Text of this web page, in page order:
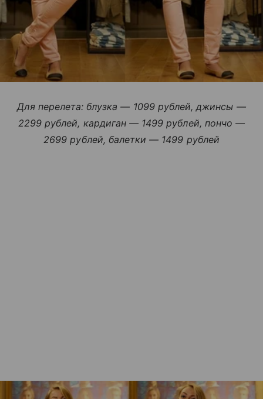
Для перелета: блузка — 1099 рублей, джинсы —
2299 рублей, кардиган — 1499 рублей, пончо —
2699 рублей, балетки — 1499 рублей